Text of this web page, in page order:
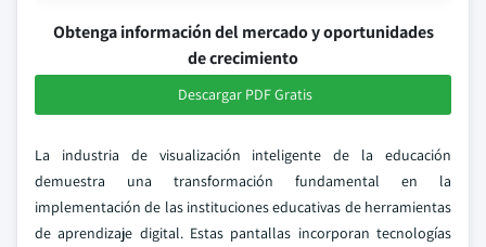
Obtenga información del mercado y oportunidades
de crecimiento
Descargar PDF Gratis
La industria de visualización inteligente de la educación
demuestra una transformación fundamental en la
implementación de las instituciones educativas de herramientas
de aprendizaje digital. Estas pantallas incorporan tecnologías